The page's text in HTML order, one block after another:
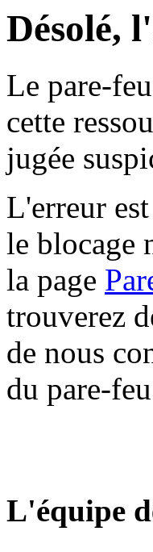
Désolé,
Le pare-
cette
jugée
L'erreur
le blocage
la page
trouverez
de nous
du pare-
L'équipe